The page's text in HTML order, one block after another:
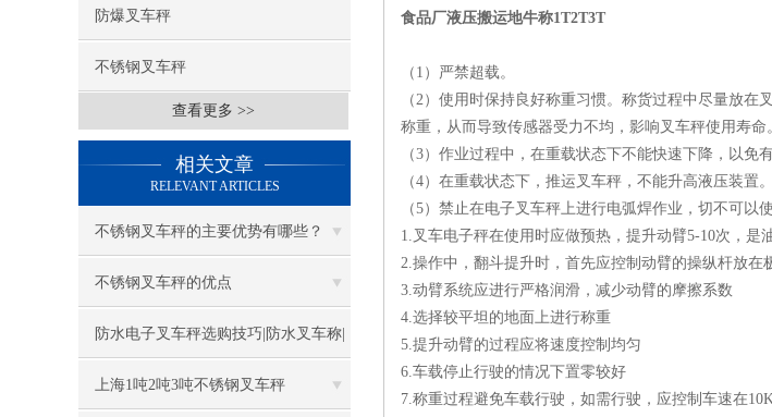
防爆叉车秤
不锈钢叉车秤
查看更多 >>
相关文章
RELEVANT ARTICLES
不锈钢叉车秤的主要优势有哪些？
不锈钢叉车秤的优点
防水电子叉车秤选购技巧|防水叉车称|
防水叉车称厂家
上海1吨2吨3吨不锈钢叉车秤
食品厂液压搬运地牛称1T2T3T
（1）严禁超载。
（2）使用时保持良好称重习惯。称货过程中尽量放
称重，从而导致传感器受力不均，影响叉车秤使用寿命
（3）作业过程中，在重载状态下不能快速下降，以免
（4）在重载状态下，推运叉车秤，不能升高液压装置。
（5）禁止在电子叉车秤上进行电弧焊作业，切不可以
1.叉车电子秤在使用时应做预热，提升动臂5-10次，是
2.操作中，翻斗提升时，首先应控制动臂的操纵杆放在
3.动臂系统应进行严格润滑，减少动臂的摩擦系数
4.选择较平坦的地面上进行称重
5.提升动臂的过程应将速度控制均匀
6.车载停止行驶的情况下置零较好
7.称重过程避免车载行驶，如需行驶，应控制车速在